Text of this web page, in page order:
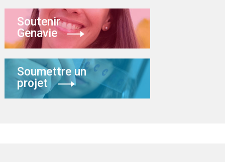
Soutenir
Genavie
Soumettre un
projet